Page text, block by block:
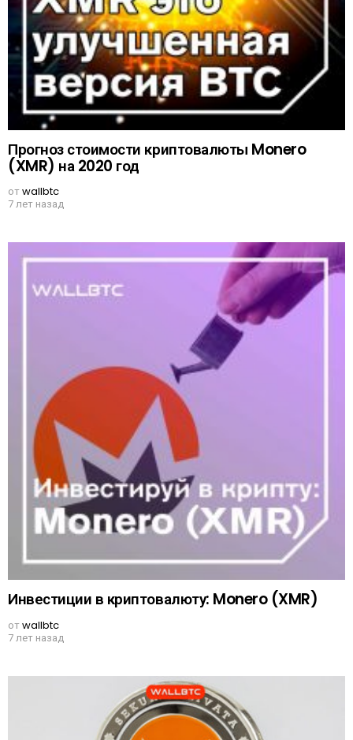
Прогноз стоимости криптовалюты Monero
(XMR) на 2020 год
отwallbtc
7 лет назад
Инвестиции в криптовалюту: Monero (XMR)
отwallbtc
7 лет назад